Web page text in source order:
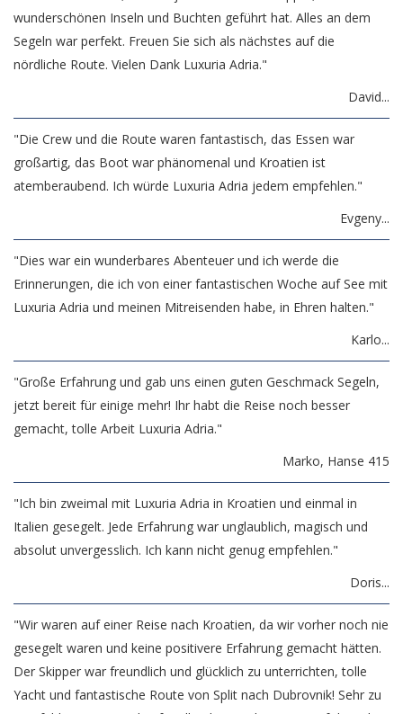
wunderschönen Inseln und Buchten geführt hat. Alles an dem
Segeln war perfekt. Freuen Sie sich als nächstes auf die
nördliche Route. Vielen Dank Luxuria Adria."
David...
"Die Crew und die Route waren fantastisch, das Essen war
großartig, das Boot war phänomenal und Kroatien ist
atemberaubend. Ich würde Luxuria Adria jedem empfehlen."
Evgeny...
"Dies war ein wunderbares Abenteuer und ich werde die
Erinnerungen, die ich von einer fantastischen Woche auf See mit
Luxuria Adria und meinen Mitreisenden habe, in Ehren halten."
Karlo...
"Große Erfahrung und gab uns einen guten Geschmack Segeln,
jetzt bereit für einige mehr! Ihr habt die Reise noch besser
gemacht, tolle Arbeit Luxuria Adria."
Marko, Hanse 415
"Ich bin zweimal mit Luxuria Adria in Kroatien und einmal in
Italien gesegelt. Jede Erfahrung war unglaublich, magisch und
absolut unvergesslich. Ich kann nicht genug empfehlen."
Doris...
"Wir waren auf einer Reise nach Kroatien, da wir vorher noch nie
gesegelt waren und keine positivere Erfahrung gemacht hätten.
Der Skipper war freundlich und glücklich zu unterrichten, tolle
Yacht und fantastische Route von Split nach Dubrovnik! Sehr zu